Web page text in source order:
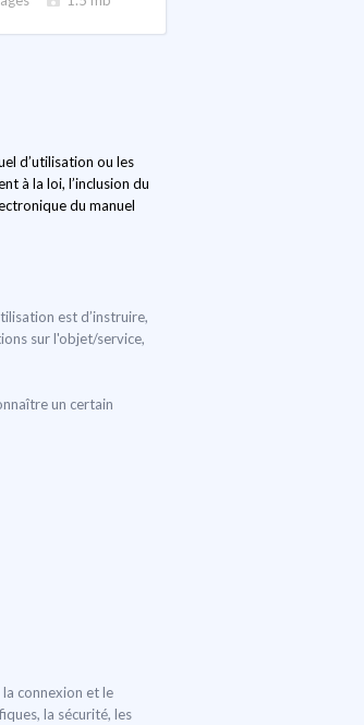
d’utilisation ou les
à la loi, l’inclusion du
du manuel
est d’instruire,
sur l'objet/service,
un certain
connexion et le
la sécurité, les